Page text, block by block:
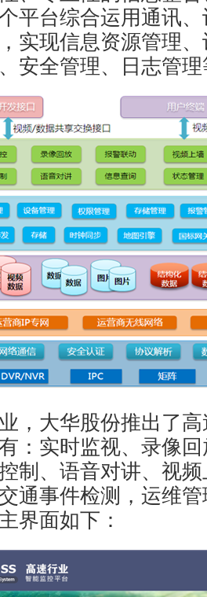
平台综合运用通讯
实现信息资源管理
安全管理、日志管
大华股份推出了高
：实时监视、录像
制、语音对讲、视
通事件检测，运维
界面如下：